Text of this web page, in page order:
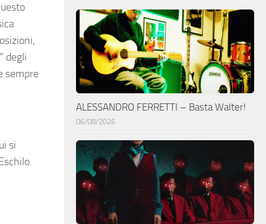
degli
sempre
si
ALESSANDRO FERRETTI – Basta Walter!
06/08/2026